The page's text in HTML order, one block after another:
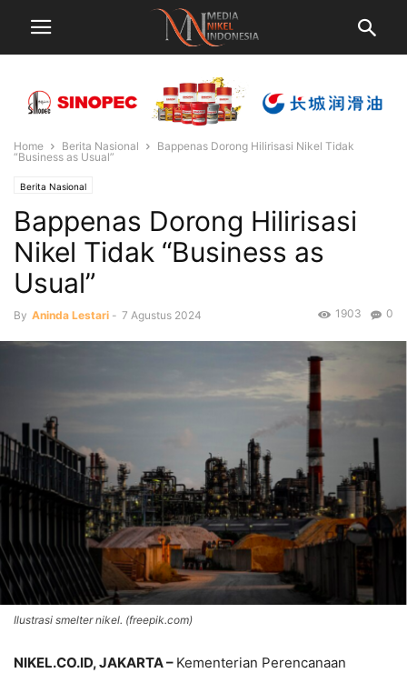
Home Berita Nasional
Bappenas Dorong Hilirisasi Nikel Tidak
“Business as Usual”
Berita Nasional
Bappenas Dorong Hilirisasi
Nikel Tidak “Business as
Usual”
By Aninda Lestari - 7 Agustus 2024 0
1903
Ilustrasi smelter nikel. (freepik.com)
NIKEL.CO.ID, JAKARTA – Kementerian Perencanaan